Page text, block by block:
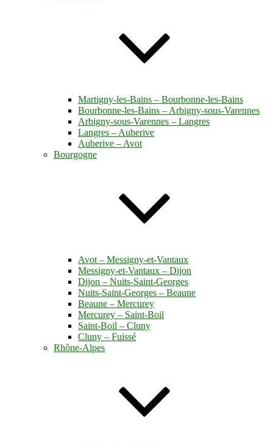
Martigny-les-Bains – Bourbonne-les-Bains
Bourbonne-les-Bains – Arbigny-sous-Varennes
Arbigny-sous-Varennes – Langres
Langres – Auberive
Auberive – Avot
Bourgogne
Avot – Messigny-et-Vantaux
Messigny-et-Vantaux – Dijon
Dijon – Nuits-Saint-Georges
Nuits-Saint-Georges – Beaune
Beaune – Mercurey
Mercurey – Saint-Boil
Saint-Boil – Cluny
Cluny – Fuissé
Rhône-Alpes